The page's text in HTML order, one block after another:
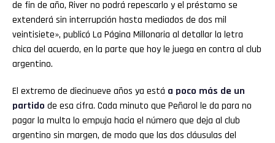
de fin de año, River no podrá repescarlo y el préstamo se
extenderá sin interrupción hasta mediados de dos mil
veintisiete», publicó La Página Millonaria al detallar la letra
chica del acuerdo, en la parte que hoy le juega en contra al club
argentino.
El extremo de diecinueve años ya está a poco más de un
partido de esa cifra. Cada minuto que Peñarol le da para no
pagar la multa lo empuja hacia el número que deja al club
argentino sin margen, de modo que las dos cláusulas del